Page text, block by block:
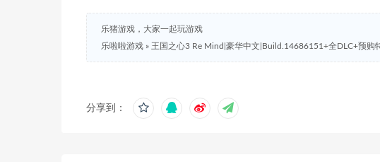
乐猪游戏，大家一起玩游戏
乐啦啦游戏 » 王国之心3 Re Mind|豪华中文|Build.14686151+全DLC+预购
分享到：